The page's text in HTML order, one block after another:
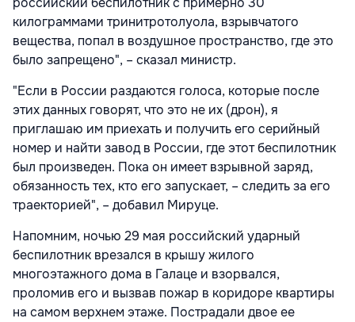
килограммами тринитротолуола, взрывчатого
вещества, попал в воздушное пространство, где это
было запрещено", – сказал министр.
"Если в России раздаются голоса, которые после
этих данных говорят, что это не их (дрон), я
приглашаю им приехать и получить его серийный
номер и найти завод в России, где этот беспилотник
был произведен. Пока он имеет взрывной заряд,
обязанность тех, кто его запускает, – следить за его
траекторией", – добавил Мируце.
Напомним, ночью 29 мая российский ударный
беспилотник врезался в крышу жилого
многоэтажного дома в Галаце и взорвался,
проломив его и вызвав пожар в коридоре квартиры
на самом верхнем этаже. Пострадали двое ее